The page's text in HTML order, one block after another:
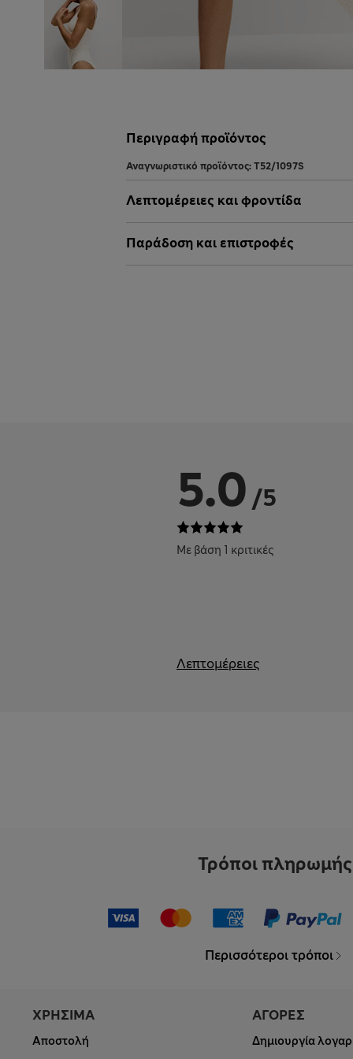
Περιγραφή προϊόντος
Αναγνωριστικό προϊόντος:T52/1097S
Λεπτομέρειες και φροντίδα
Παράδοση και επιστροφές
5.0 /5
Με βάση 1 κριτικές
Λεπτομέρειες
Τρόποι πληρωμής
Περισσότεροι τρόποι
ΧΡΗΣΙΜΑ
Αποστολή
ΑΓΟΡΕΣ
Δημιουργία